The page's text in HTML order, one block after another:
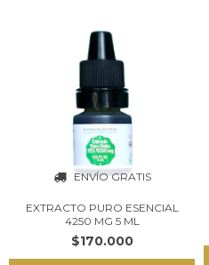
ENVÍO GRATIS
EXTRACTO PURO ESENCIAL
4250 MG 5 ML
$170.000